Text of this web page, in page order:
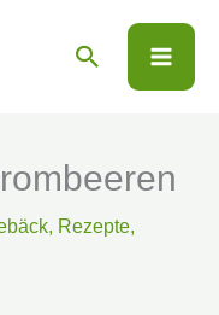
Suchen
, Rezepte,